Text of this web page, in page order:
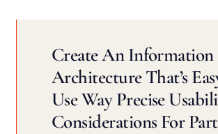
Create An Information
Architecture That’s
Use Way Precise
Considerations For